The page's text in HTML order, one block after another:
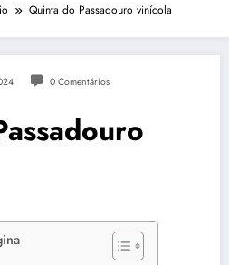
Quinta do Passadouro vinícola
0 Comentários